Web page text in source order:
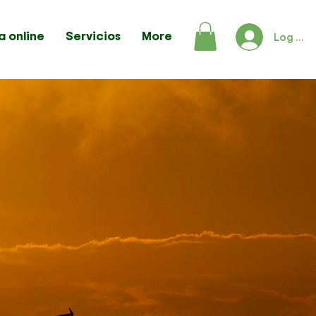
online Servicios More Log In